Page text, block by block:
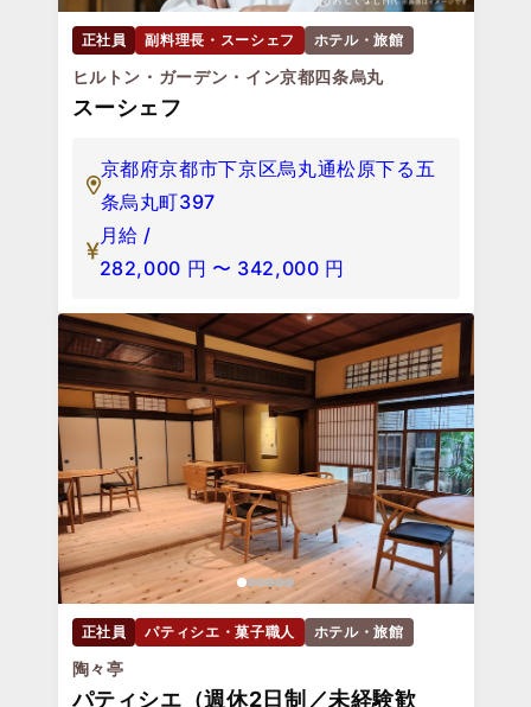
正社員 副料理長・スーシェフ ホテル・旅館
ヒルトン・ガーデン・イン京都四条烏丸
スーシェフ
京都府京都市下京区烏丸通松原下る五
条烏丸町397
月給 /
282,000 円 〜 342,000 円
正社員 パティシエ・菓子職人 ホテル・旅館
陶々亭
パティシエ（週休2日制／未経験歓